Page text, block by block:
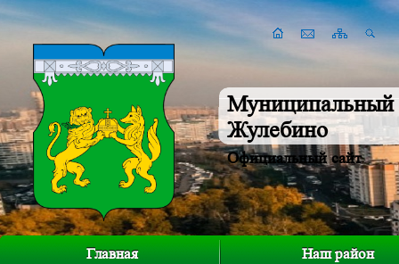
Муниципальный
Жулебино
Официальный сайт
Главная Наш район